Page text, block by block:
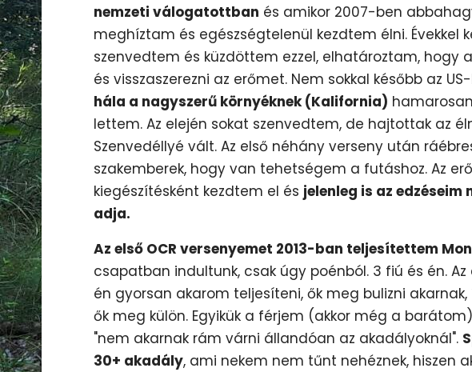
nemzeti válogatottban és amikor 2007-ben
meghíztam és egészségtelenül kezdtem élni. Évekkel
szenvedtem és küzdöttem ezzel, elhatároztam, hogy
és visszaszerezni az erőmet. Nem sokkal később az
hála a nagyszerű környéknek (Kalifornia)
lettem. Az elején sokat szenvedtem, de hajtottak az
Szenvedéllyé vált. Az első néhány verseny után
szakemberek, hogy van tehetségem a futáshoz. Az
kiegészítésként kezdtem el és jelenleg is az
adja.
Az első OCR versenyemet 2013-ban teljesítettem
csapatban indultunk, csak úgy poénból. 3 fiú és én.
én gyorsan akarom teljesíteni, ők meg bulizni
ők meg külön. Egyikük a férjem (akkor még a
"nem akarnak rám várni állandóan az akadályoknál".
30+ akadály, ami nekem nem tűnt nehéznek, hiszen